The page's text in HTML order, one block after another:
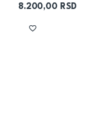
8.200,00 RSD